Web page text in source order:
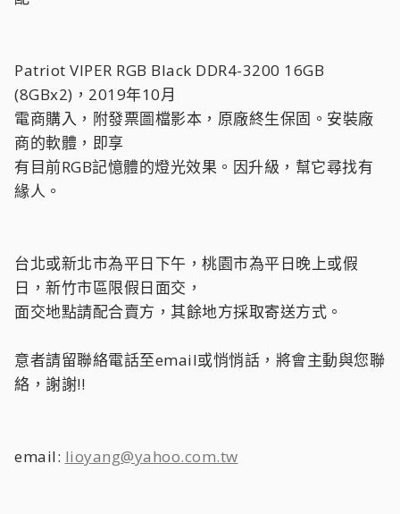
Patriot VIPER RGB Black DDR4-3200 16GB
(8GBx2)，2019年10月
電商購入，附發票圖檔影本，原廠終生保固。安裝廠
商的軟體，即享
有目前RGB記憶體的燈光效果。因升級，幫它尋找有
緣人。
台北或新北市為平日下午，桃園市為平日晚上或假
日，新竹市區限假日面交，
面交地點請配合賣方，其餘地方採取寄送方式。
意者請留聯絡電話至email或悄悄話，將會主動與您聯
絡，謝謝!!
email: lioyang@yahoo.com.tw